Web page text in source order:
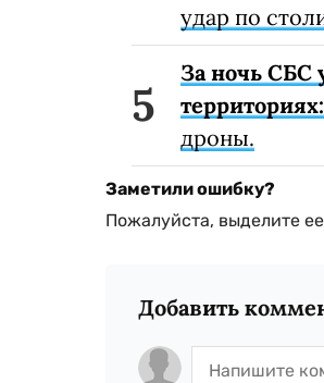
удар по
За ночь СБС
дроны.
Заметили ошибку?
Пожалуйста, выделите
Добавить